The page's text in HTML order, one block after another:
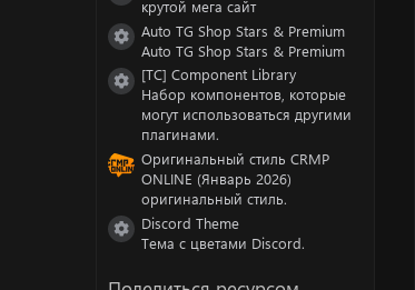
крутой мега сайт
Иконка ресурса
Auto TG Shop Stars & Premium
Auto TG Shop Stars & Premium
Иконка ресурса
[TC] Component Library
Набор компонентов, которые
могут использоваться другими
плагинами.
Оригинальный стиль CRMP
ONLINE (Январь 2026)
оригинальный стиль.
Иконка ресурса
Discord Theme
Тема с цветами Discord.